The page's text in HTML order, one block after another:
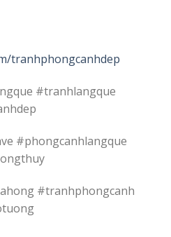
tranhphongcanhdep
#tranhlangque
#phongcanhlangque
#tranhphongcanh